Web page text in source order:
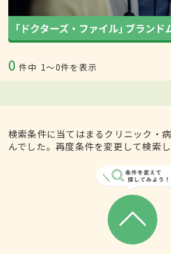
0 件中 1〜0件を表示
検索条件に当てはまるクリニック・
んでした。再度条件を変更して検索し